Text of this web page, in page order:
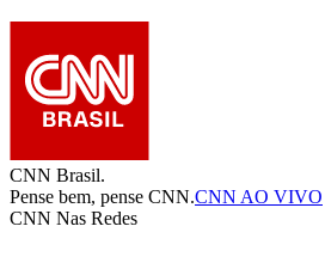
CNN Brasil.
Pense bem, pense CNN.CNN AO VIVO
CNN Nas Redes